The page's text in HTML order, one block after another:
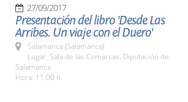
27/09/2017
Presentación del libro 'Desde Las
Arribes. Un viaje con el Duero'
Salamanca (Salamanca)
Lugar: Sala de las Comarcas. Diputación de
Salamanca
Hora: 11:00 h.